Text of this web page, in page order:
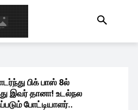
பிக் பாஸ் 8ல்
இவர் தானா! உடல்நல
போட்டியாளர்..